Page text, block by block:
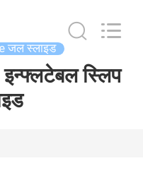
जल स्लाइड
स्लिप